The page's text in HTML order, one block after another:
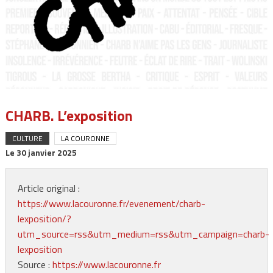
CHARB. L’exposition
CULTURE LA COURONNE
Le 30 janvier 2025
Article original :
https://www.lacouronne.fr/evenement/charb-
lexposition/?
utm_source=rss&utm_medium=rss&utm_campaign=charb-
lexposition
Source : https://www.lacouronne.fr